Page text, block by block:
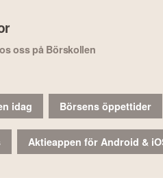
oss på Börskollen
idag Börsens öppettider
Aktieappen för Android &